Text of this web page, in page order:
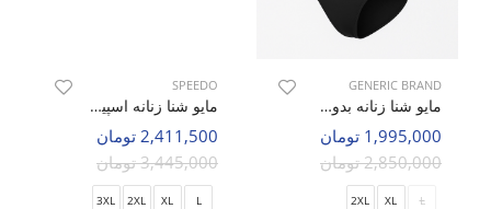
GENERIC BRAND
مایو شنا زنانه بدون برند Atlantic Beach W
1,995,000 تومان
2,850,000 تومان
L
XL
2XL
SPEEDO
مایو شنا زنانه اسپیدو Falcon w
2,411,500 تومان
3,445,000 تومان
L
XL
2XL
3XL